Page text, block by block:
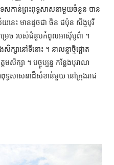
េសកាន់ព្រះពុទ្ធសាសនាមួយចំនួន បាន
នេះ មានដូចជា ចិន ជប៉ុន សិង្ហបុរី
ម្រេច របស់ជំនួបកំពូលអាស៊ីបូព៌ា ។
សិក្សានៅទីនោះ ។ នាលន្ទាថ្មីផ្ដោត
មសិក្សា ។ បច្ចុប្បន្ន កន្លែងបុរាណ
ពុទ្ធសាសនាដ៏សំខាន់មួយ នៅក្រុងរាជ